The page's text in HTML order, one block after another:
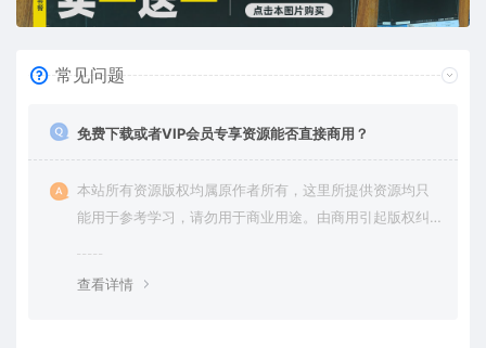
常见问题
免费下载或者VIP会员专享资源能否直接商用？
本站所有资源版权均属原作者所有，这里所提供资源均只
能用于参考学习，请勿用于商业用途。由商用引起版权纠
查看详情